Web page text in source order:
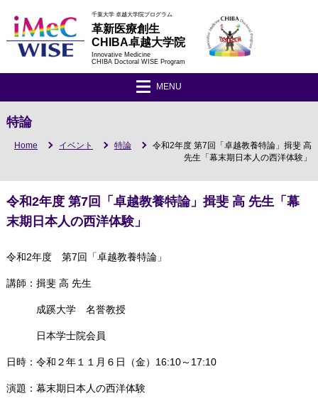
千葉大学 卓越大学院プログラム
革新医療創生
CHIBA卓越大学院
Innovative Medicine
CHIBA Doctoral WISE Program
MENU
特論
Home イベント 特論
令和2年度 第7回「卓越教養特論」揖斐 高
先生「幕末期日本人の西洋体験」
令和2年度 第7回「卓越教養特論」揖斐 高 先生「幕
末期日本人の西洋体験」
令和2年度 第7回「卓越教養特論」
講師：揖斐 高 先生
成蹊大学 名誉教授
日本学士院会員
日時：令和２年１１月６日（金）16:10～17:10
演題：幕末期日本人の西洋体験